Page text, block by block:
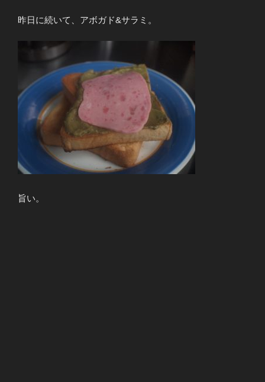
昨日に続いて、アボガド&サラミ。
旨い。